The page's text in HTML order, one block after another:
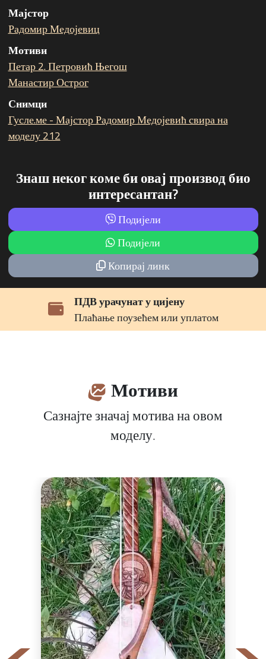
Мајстор
Радомир Медојевиц
Мотиви
Петар 2. Петровић Његош
Манастир Острог
Снимци
Гусле.ме - Мајстор Радомир Медојевић свира на
моделу 212
Знаш неког коме би овај производ био
интересантан?
Подијели
Подијели
Копирај линк
ПДВ урачунат у цијену
Плаћање поузећем или уплатом
Мотиви
Сазнајте значај мотива на овом
моделу.